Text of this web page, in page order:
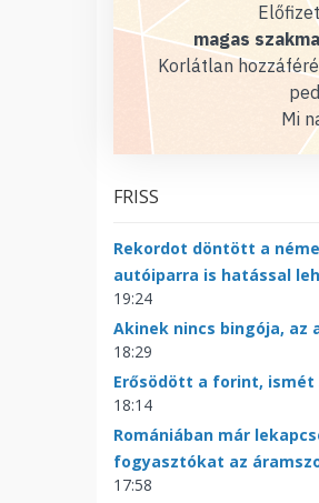
magas
Korlátlan
Mi
FRISS
Rekordot döntött a
autóiparra is hatással
19:24
Akinek nincs bingója, az
18:29
Erősödött a forint, ismét
18:14
Romániában már
fogyasztókat az
17:58